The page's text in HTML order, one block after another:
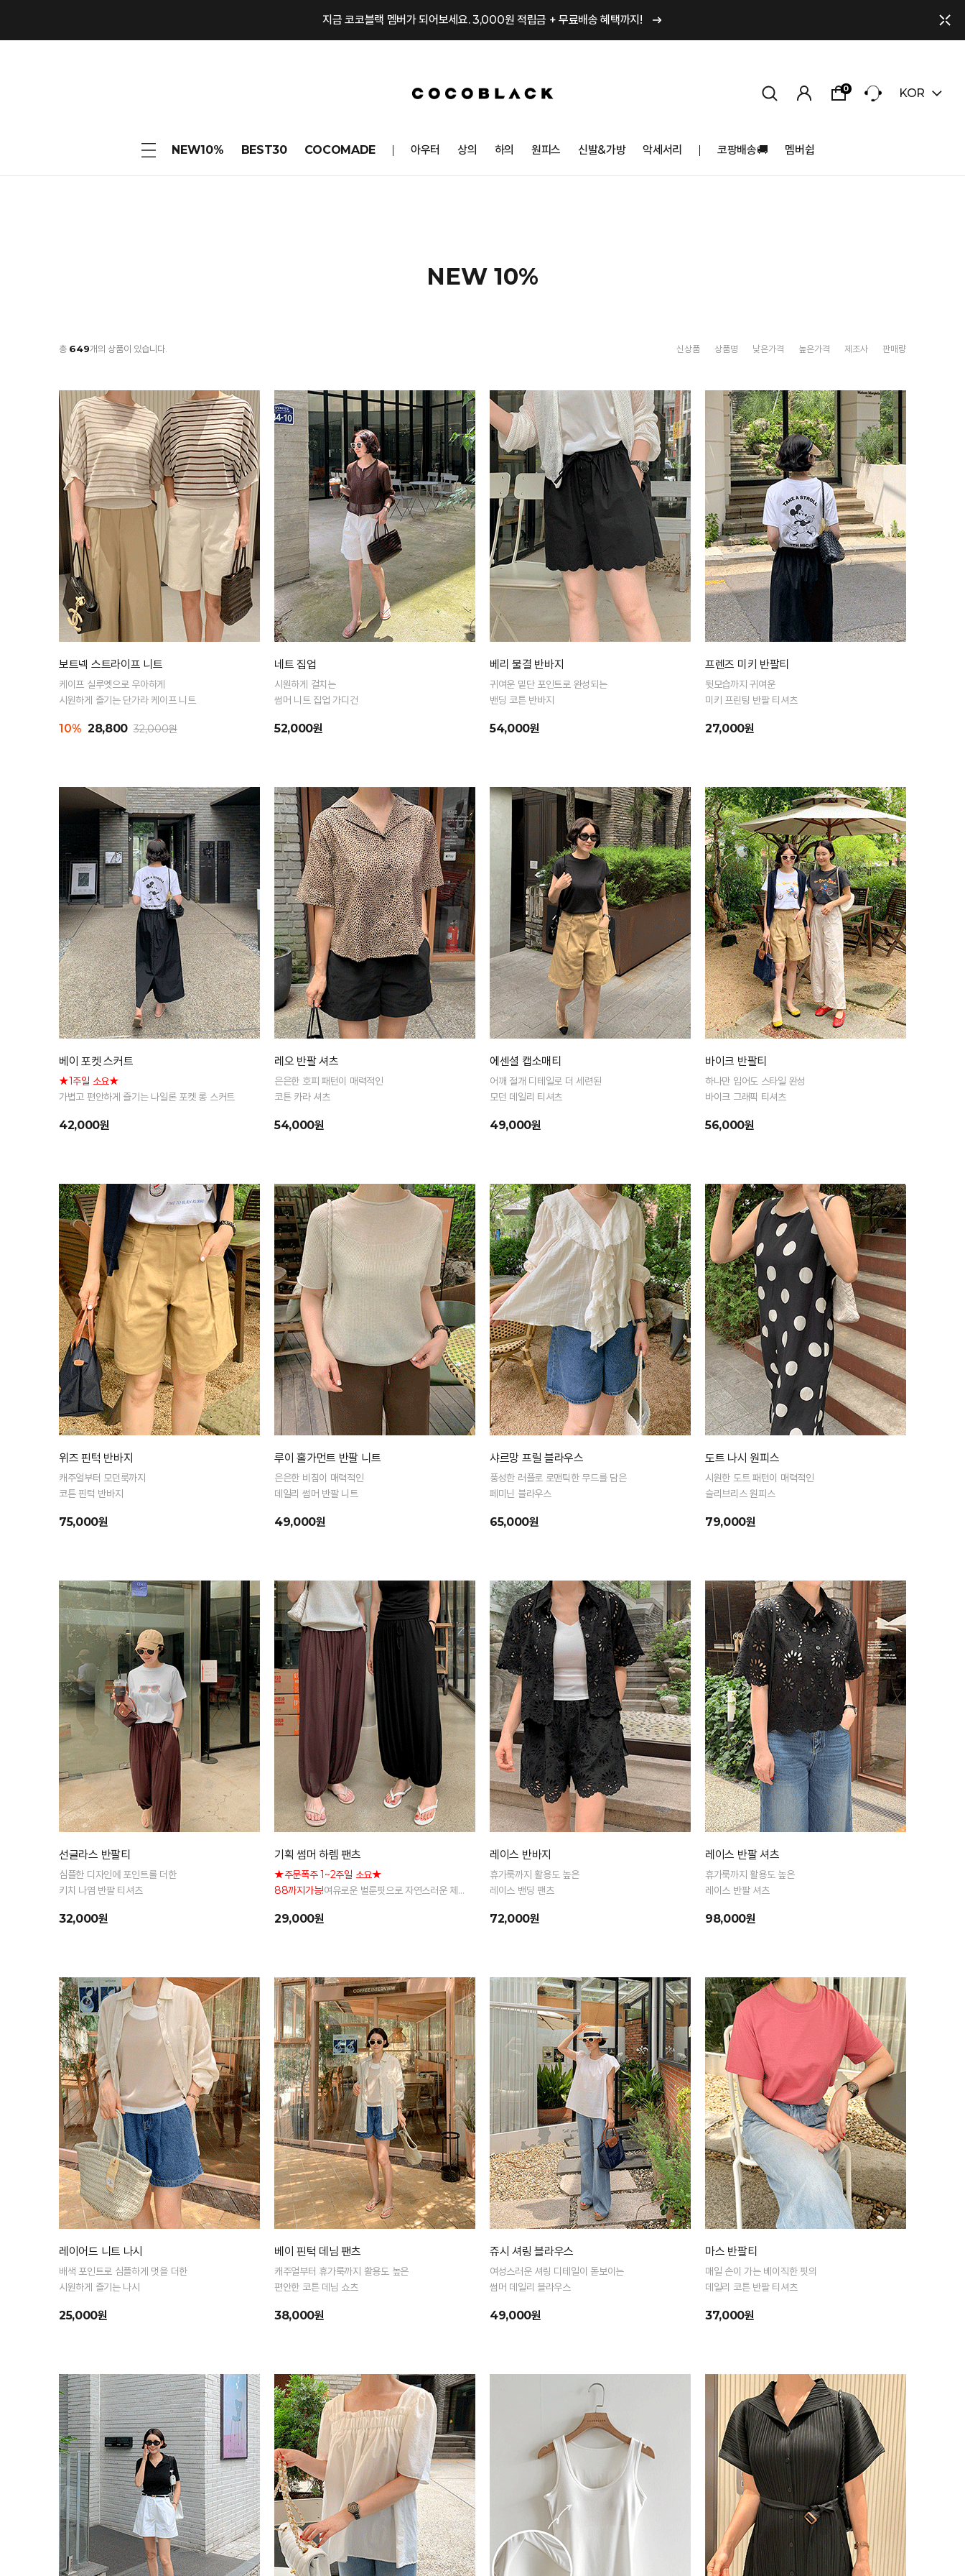
지금 코코블랙 멤버가 되어보세요. 3,000원 적립금 + 무료배송 혜택까지!
0 KOR
NEW10% BEST30 COCOMADE 아우터 상의 하의 원피스 신발&가방 악세서리 코팡배송🚚 멤버쉽
NEW 10%
총 649개의 상품이 있습니다. 신상품 상품명 낮은가격 높은가격 제조사 판매량
보트넥 스트라이프 니트
케이프 실루엣으로 우아하게
시원하게 즐기는 단가라 케이프 니트
10% 28,800 32,000원
네트 집업
시원하게 걸치는
썸머 니트 집업 가디건
52,000원
베리 물결 반바지
귀여운 밑단 포인트로 완성되는
밴딩 코튼 반바지
54,000원
프렌즈 미키 반팔티
뒷모습까지 귀여운
미키 프린팅 반팔 티셔츠
27,000원
베이 포켓 스커트
★1주일 소요★
가볍고 편안하게 즐기는 나일론 포켓 롱 스커트
42,000원
레오 반팔 셔츠
은은한 호피 패턴이 매력적인
코튼 카라 셔츠
54,000원
에센셜 캡소매티
어깨 절개 디테일로 더 세련된
모던 데일리 티셔츠
49,000원
바이크 반팔티
하나만 입어도 스타일 완성
바이크 그래픽 티셔츠
56,000원
위즈 핀턱 반바지
캐주얼부터 모던룩까지
코튼 핀턱 반바지
75,000원
루이 홀가먼트 반팔 니트
은은한 비침이 매력적인
데일리 썸머 반팔 니트
49,000원
샤르망 프릴 블라우스
풍성한 러플로 로맨틱한 무드를 담은
페미닌 블라우스
65,000원
도트 나시 원피스
시원한 도트 패턴이 매력적인
슬리브리스 원피스
79,000원
선글라스 반팔티
심플한 디자인에 포인트를 더한
키치 나염 반팔 티셔츠
32,000원
기획 썸머 하렘 팬츠
★주문폭주 1~2주일 소요★
88까지가능!여유로운 벌룬핏으로 자연스러운 체
29,000원
레이스 반바지
휴가룩까지 활용도 높은
레이스 밴딩 팬츠
72,000원
레이스 반팔 셔츠
휴가룩까지 활용도 높은
레이스 반팔 셔츠
98,000원
레이어드 니트 나시
배색 포인트로 심플하게 멋을 더한
시원하게 즐기는 나시
25,000원
베이 핀턱 데님 팬츠
캐주얼부터 휴가룩까지 활용도 높은
편안한 코튼 데님 쇼츠
38,000원
쥬시 셔링 블라우스
여성스러운 셔링 디테일이 돋보이는
썸머 데일리 블라우스
49,000원
마스 반팔티
매일 손이 가는 베이직한 핏의
데일리 코튼 반팔 티셔츠
37,000원